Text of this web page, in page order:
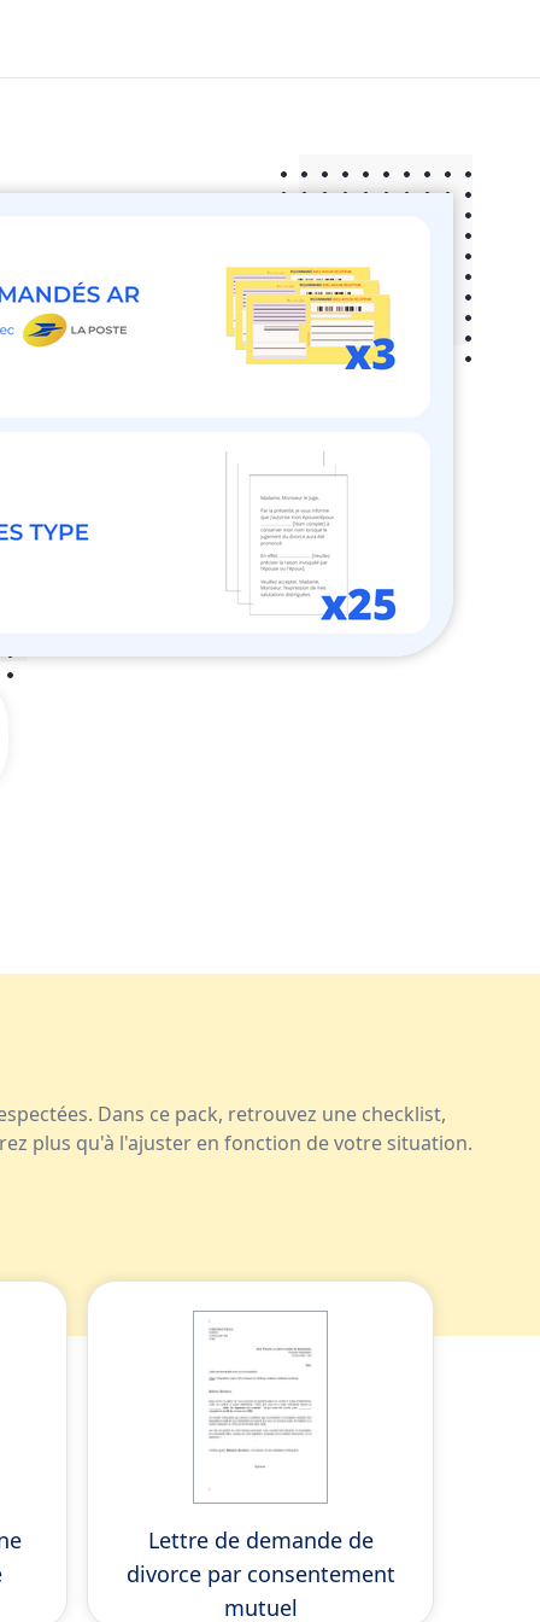
Dans ce pack, retrouvez une checklist,
plus qu'à l'ajuster en fonction de votre situation.
Lettre de demande de
divorce par consentement
mutuel